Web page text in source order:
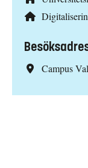
Campus